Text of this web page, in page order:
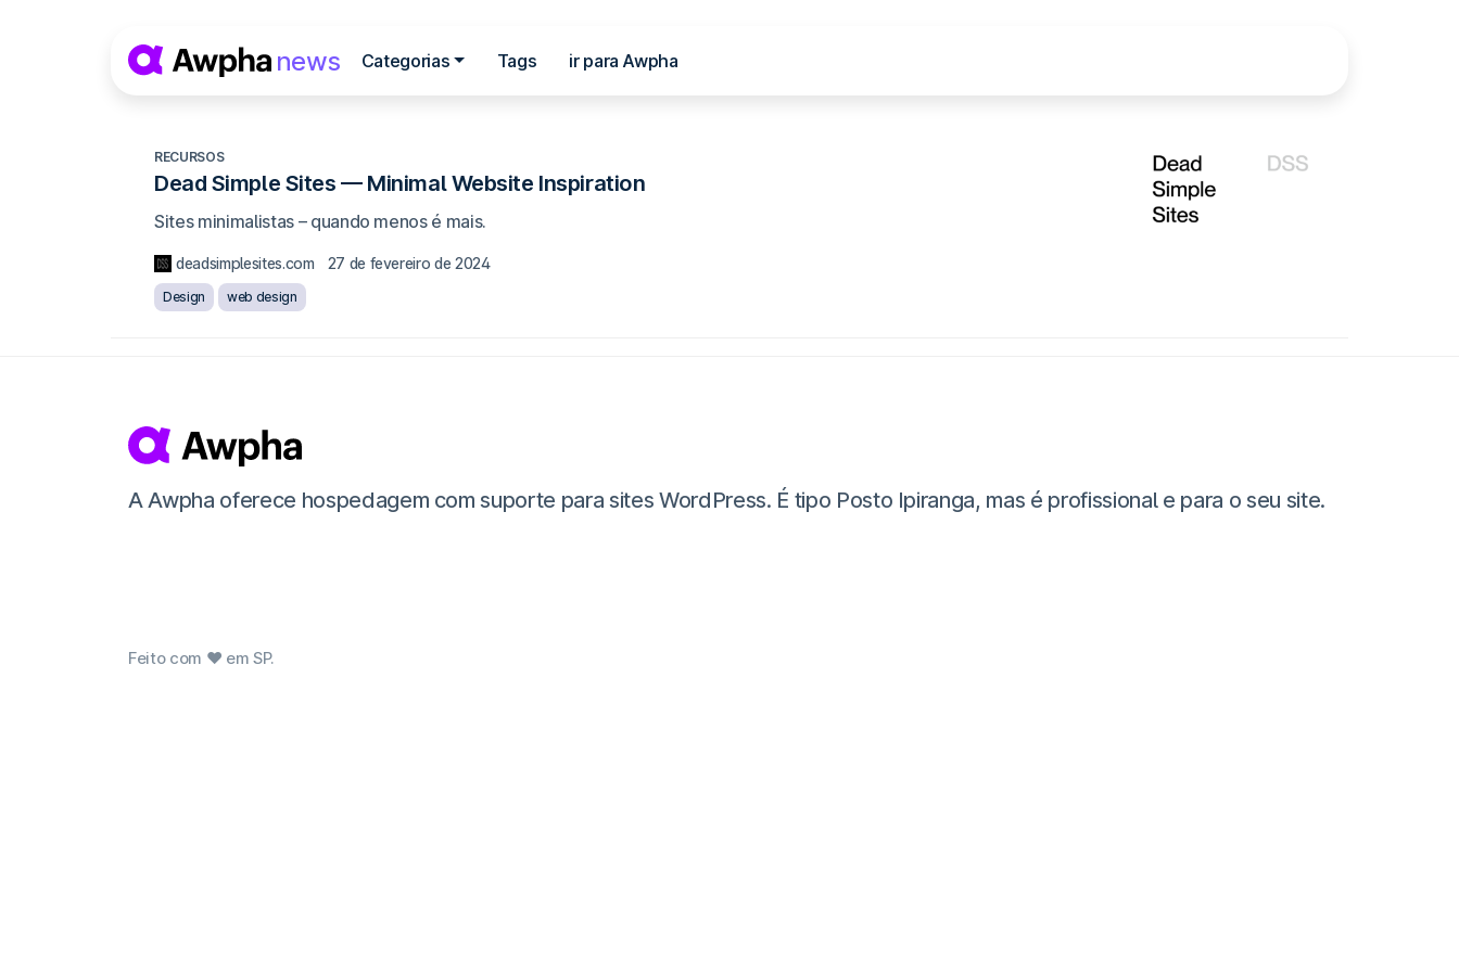
RECURSOS
Dead Simple Sites — Minimal Website Inspiration
Sites minimalistas – quando menos é mais.
deadsimplesites.com 27 de fevereiro de 2024
Design web design
Navegação principal
news Categorias Tags ir para Awpha
A Awpha oferece hospedagem com suporte para sites WordPress. É tipo Posto Ipiranga, mas é profissional e para o seu site.
Feito com ❤ em SP.